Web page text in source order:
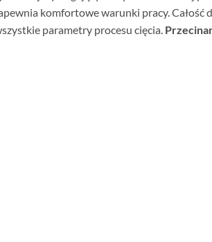
komfortowe warunki pracy. Całość
parametry procesu cięcia.